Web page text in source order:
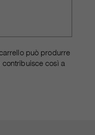
può produrre
così a